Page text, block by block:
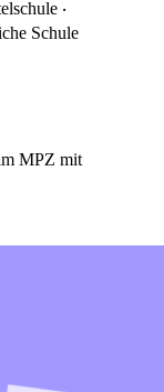
‧
Schule
MPZ mit